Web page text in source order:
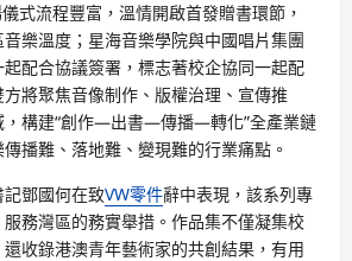
式流程豐富，溫情開啟首發贈書環節，
樂溫度；星海音樂學院與中國唱片集團
配合協議簽署，標志著校企協同一起配
將聚焦音像制作、版權治理、宣傳推
，構建“創作—出書—傳播—轉化”全產業鏈
播難、落地難、變現難的行業痛點。
鄧國何在致VW零件辭中表現，該系列專
務灣區的務實舉措。作品集不僅凝集校
收錄港澳青年藝術家的共創結果，有用